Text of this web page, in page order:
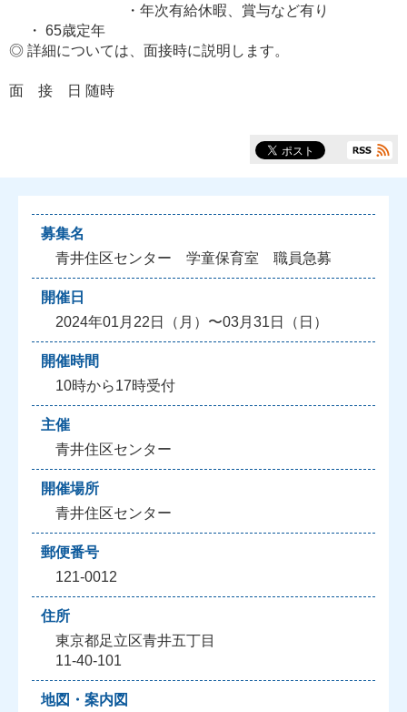
・年次有給休暇、賞与など有り
・ 65歳定年
◎ 詳細については、面接時に説明します。
面 接 日 随時
募集名
青井住区センター 学童保育室 職員急募
開催日
2024年01月22日（月）〜03月31日（日）
開催時間
10時から17時受付
主催
青井住区センター
開催場所
青井住区センター
郵便番号
121-0012
住所
東京都足立区青井五丁目
11-40-101
地図・案内図